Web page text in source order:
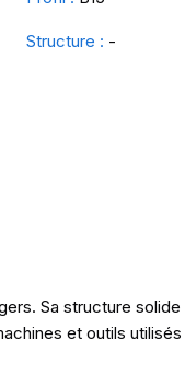
Structure : -
Sa structure
et outils